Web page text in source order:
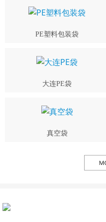
PE塑料包装袋
大连PE袋
真空袋